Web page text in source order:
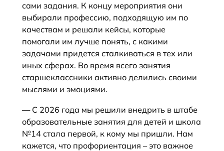
сами задания. К концу мероприятия они
выбирали профессию, подходящую им по
качествам и решали кейсы, которые
помогали им лучше понять, с какими
задачами придется сталкиваться в тех или
иных сферах. Во время всего занятия
старшеклассники активно делились своими
мыслями и эмоциями.
— С 2026 года мы решили внедрить в штабе
образовательные занятия для детей и школа
№14 стала первой, к кому мы пришли. Нам
кажется, что профориентация – это важное